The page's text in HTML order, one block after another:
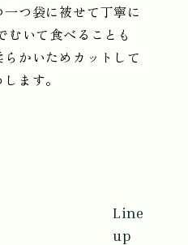
つ袋に被せて丁寧に
むいて食べることも
かいためカットして
ます。
Line
up